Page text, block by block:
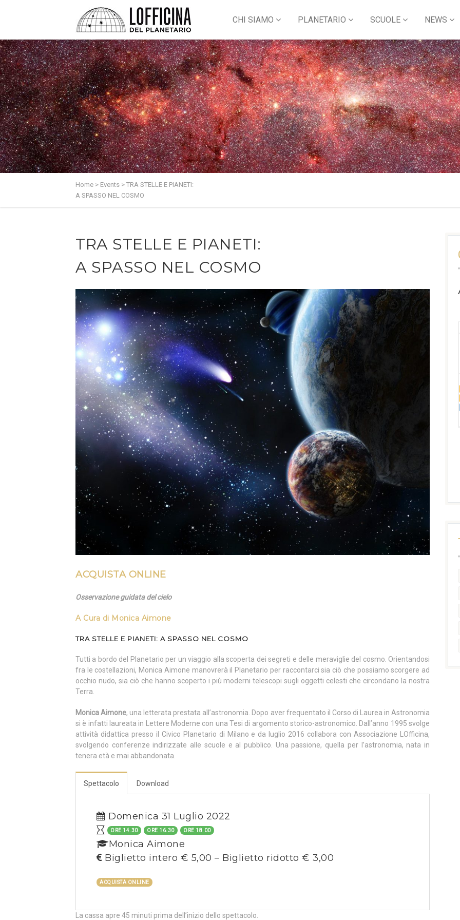
CHI SIAMO PLANETARIO SCUOLE NEWS
Home > Events > TRA STELLE E PIANETI:
A SPASSO NEL COSMO
TRA STELLE E PIANETI:
A SPASSO NEL COSMO
ACQUISTA ONLINE
Osservazione guidata del cielo
A Cura di Monica Aimone
TRA STELLE E PIANETI: A SPASSO NEL COSMO
Tutti a bordo del Planetario per un viaggio alla scoperta dei segreti e delle meraviglie del cosmo. Orientandosi
fra le costellazioni, Monica Aimone manovrerà il Planetario per raccontarci sia ciò che possiamo scorgere ad
occhio nudo, sia ciò che hanno scoperto i più moderni telescopi sugli oggetti celesti che circondano la nostra
Terra.
Monica Aimone, una letterata prestata all’astronomia. Dopo aver frequentato il Corso di Laurea in Astronomia
si è infatti laureata in Lettere Moderne con una Tesi di argomento storico-astronomico. Dall’anno 1995 svolge
attività didattica presso il Civico Planetario di Milano e da luglio 2016 collabora con Associazione LOfficina,
svolgendo conferenze indirizzate alle scuole e al pubblico. Una passione, quella per l’astronomia, nata in
tenera età e mai abbandonata.
Spettacolo Download
Domenica 31 Luglio 2022
ORE 14.30 ORE 16.30 ORE 18.00
Monica Aimone
Biglietto intero € 5,00 – Biglietto ridotto € 3,00
ACQUISTA ONLINE
La cassa apre 45 minuti prima dell’inizio dello spettacolo.